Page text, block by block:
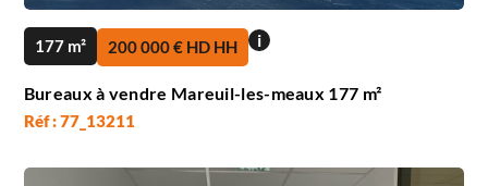
177 m² 200 000 € HD HH i
Bureaux à vendre Mareuil-les-meaux 177 m²
Réf : 77_13211